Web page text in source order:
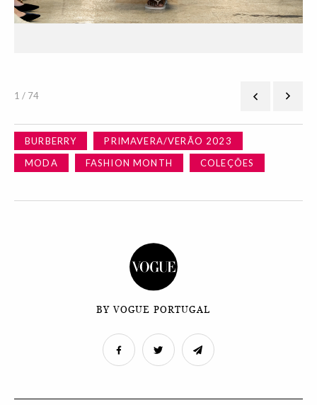
1 / 74
BURBERRY
PRIMAVERA/VERÃO 2023
MODA
FASHION MONTH COLEÇÕES
BY VOGUE PORTUGAL